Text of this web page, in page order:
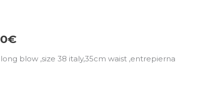
€350,00€.
blow ,size 38 italy,35cm waist ,entrepierna